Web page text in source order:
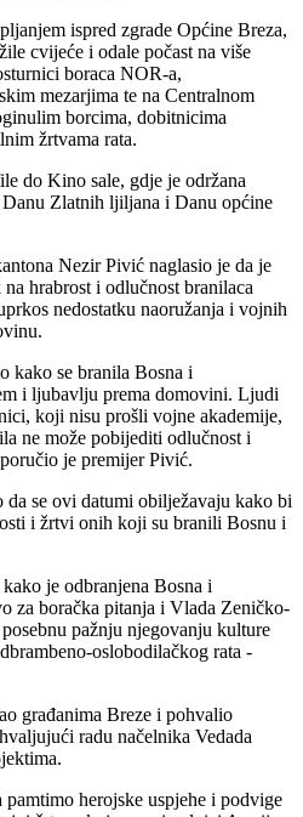
ispred zgrade Općine Breza,
cvijeće i odale počast na više
boraca NOR-a,
mezarjima te na Centralnom
borcima, dobitnicima
žrtvama rata.
do Kino sale, gdje je održana
Danu Zlatnih ljiljana i Danu općine
Nezir Pivić naglasio je da je
hrabrost i odlučnost branilaca
nedostatku naoružanja i vojnih
kako se branila Bosna i
i ljubavlju prema domovini. Ljudi
koji nisu prošli vojne akademije,
ne može pobijediti odlučnost i
je premijer Pivić.
da se ovi datumi obilježavaju kako bi
i žrtvi onih koji su branili Bosnu i
je odbranjena Bosna i
za boračka pitanja i Vlada Zeničko-
pažnju njegovanju kulture
oslobodilačkog rata -
građanima Breze i pohvalio
radu načelnika Vedada
pamtimo herojske uspjehe i podvige